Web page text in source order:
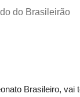
do Brasileirão
Brasileiro, vai